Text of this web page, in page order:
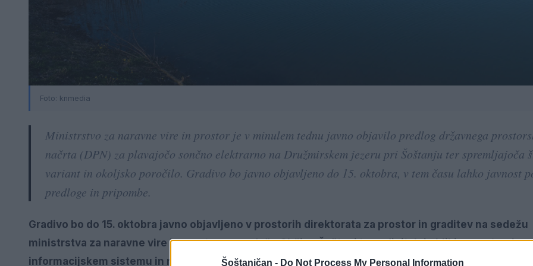
Šoštanjčan - Do Not Process My Personal Information
Foto: knmedia
Ministrstvo za naravne vire in prostor je v minulem tednu javno objavilo predlog državnega
načrta (DPN) za plavajočo sončno elektrarno na Družmirskem jezeru pri Šoštanju ter spremljajoča
variant in okoljsko poročilo. Gradivo bo javno objavljeno do 15. oktobra, v tem času lahko javnost
predloge in pripombe.
Gradivo bo do 15. oktobra javno objavljeno v prostorih direktorata za prostor in graditev na sedežu
ministrstva za naravne vire in prostor, na sedežu Občine Šoštanj ter v digitalni obliki v prostorskem
informacijskem sistemu in na
vladnem spletnem portalu.